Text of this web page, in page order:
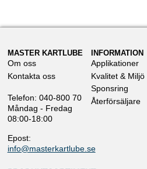
MASTER KARTLUBE
Om oss
Kontakta oss
Telefon: 040-800 70
Måndag - Fredag
08:00-18:00
Epost:
info@masterkartlube.se
INFORMATION
Applikationer
Kvalitet & Miljö
Sponsring
Återförsäljare